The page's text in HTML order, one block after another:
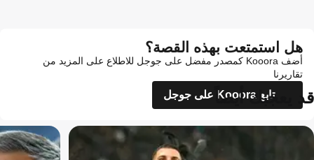
هل استمتعت بهذه القصة؟
أضف Kooora كمصدر مفضل على جوجل للاطلاع على المزيد من
تقاريرنا
تابع Kooora على جوجل
قد يعجبك أيضاً